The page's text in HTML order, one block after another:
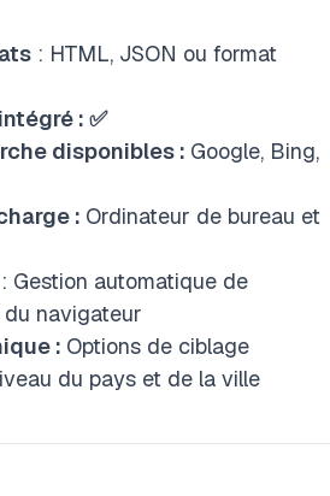
: HTML, JSON ou format
: ✅
disponibles : Google, Bing,
: Ordinateur de bureau et
: Gestion automatique de
navigateur
: Options de ciblage
du pays et de la ville